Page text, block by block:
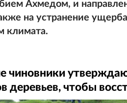
Ахмедом, и
на устранение
климата.
чиновники
деревьев, чтобы